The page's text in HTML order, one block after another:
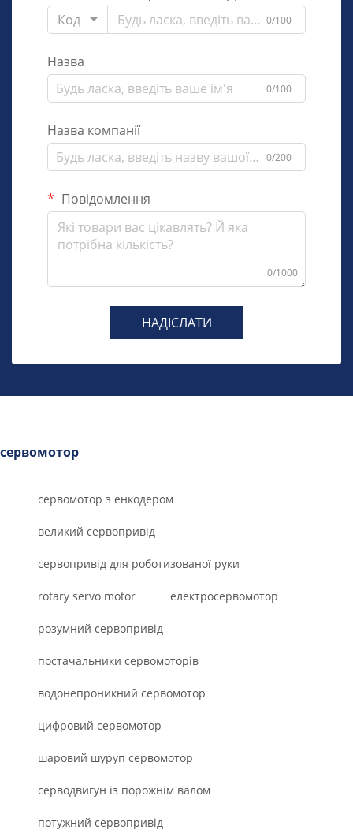
Код
0/100
Назва
0/100
Назва компанії
0/200
Повідомлення
0/1000
НАДІСЛАТИ
сервомотор
сервомотор з енкодером
великий сервопривід
сервопривід для роботизованої руки
rotary servo motor електросервомотор
розумний сервопривід
постачальники сервомоторів
водонепроникний сервомотор
цифровий сервомотор
шаровий шуруп сервомотор
серводвигун із порожнім валом
потужний сервопривід